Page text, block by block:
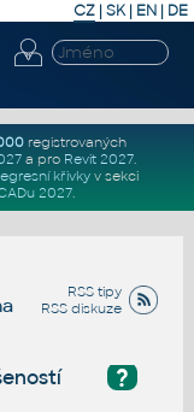
CZ | SK| EN | DE
registrovaných
a pro Revit 2027.
křivkyv sekci
2027.
RSS tipy
RSS diskuze
?